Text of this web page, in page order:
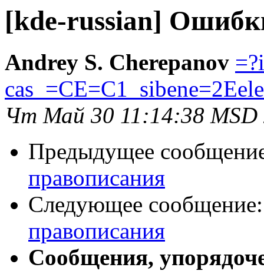
[kde-russian]
Andrey S. Cherepanov
Чт Май 30 11:14:38 MSD
Предыдущее
правописания
Следующее
правописания
Сообщения,